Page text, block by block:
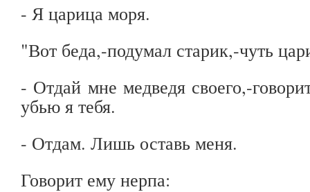
- Я царица моря.
"Вот беда,-подумал старик,-чуть
- Отдай мне медведя своего,-
убью я тебя.
- Отдам. Лишь оставь меня.
Говорит ему нерпа: